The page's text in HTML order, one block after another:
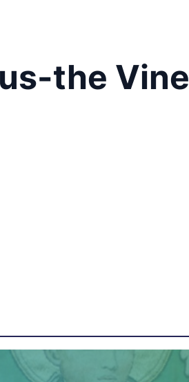
the Vine